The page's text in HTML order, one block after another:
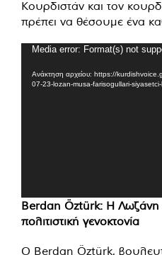
Κουρδιστάν και τον
πρέπει να θέσουμε ένα
Πρόγραμμα
Βίντεο
Media error: Format(s) not
Ανάκτηση αρχείου: https://
07-23-lozan-musa-farisogullari-
Berdan Öztürk: Η Λωζάνη
πολιτιστική γενοκτονία
Ο Berdan Öztürk,